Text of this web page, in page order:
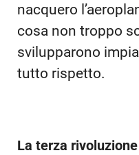
nacquero
cosa non troppo
svilupparono
tutto rispetto.
La terza